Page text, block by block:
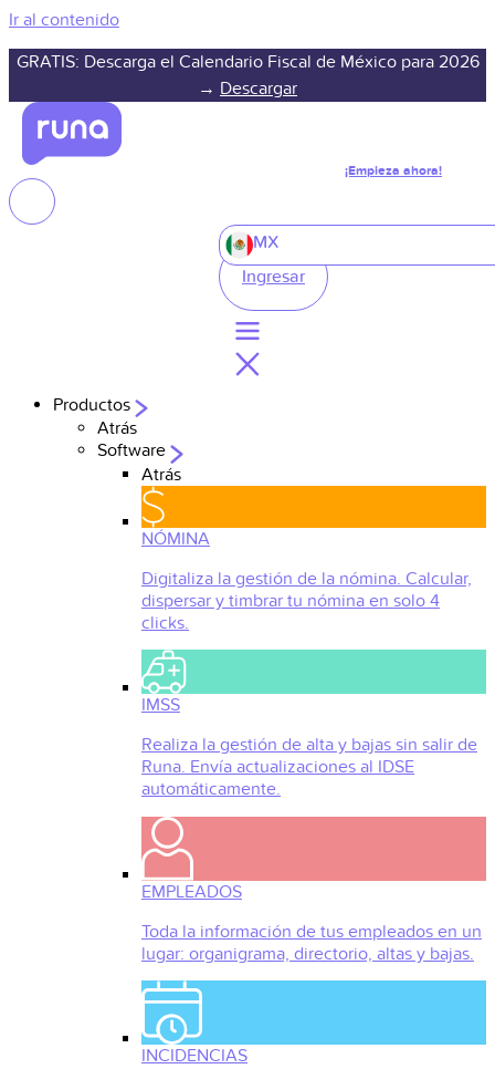
Ir al contenido
GRATIS: Descarga el Calendario Fiscal de México para 2026
→ Descargar
¡Empieza ahora!
MX
Ingresar
Productos
Atrás
Software
Atrás
NÓMINA
Digitaliza la gestión de la nómina. Calcular,
dispersar y timbrar tu nómina en solo 4
clicks.
IMSS
Realiza la gestión de alta y bajas sin salir de
Runa. Envía actualizaciones al IDSE
automáticamente.
EMPLEADOS
Toda la información de tus empleados en un
lugar: organigrama, directorio, altas y bajas.
INCIDENCIAS